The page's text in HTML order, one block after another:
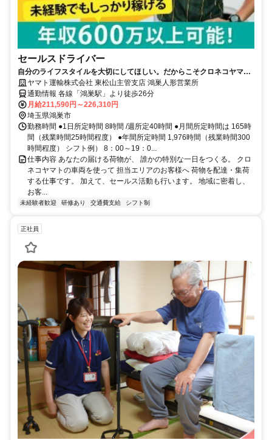
セールスドライバー
自分のライフスタイルを大切にしてほしい。だからこそクロネコヤマト
は収入も休日も充実
ヤマト運輸株式会社 東松山主管支店 鴻巣人形営業所
通勤情報 各線「鴻巣駅」より徒歩26分
月給211,590円～226,310円
埼玉県鴻巣市
勤務時間 ●1日所定時間 8時間 /週所定40時間 ●月間所定時間は 165時
間（残業時間25時間程度） ●年間所定時間 1,976時間（残業時間300
時間程度） シフト例） 8：00～19：0...
仕事内容 あなたの届ける荷物が、 誰かの特別な一日をつくる。 クロ
ネコヤマトの車両を使って 担当エリアのお客様へ 荷物を配達・集荷
する仕事です。 加えて、セールス活動も行います。 地域に密着し、
お客...
未経験者歓迎 研修あり 交通費支給 シフト制
正社員